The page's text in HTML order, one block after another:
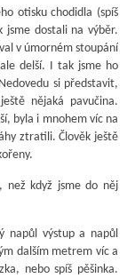
otisku chodidla (spíš
jsme dostali na výběr.
v úmorném stoupání
delší. I tak jsme ho
si představit,
nějaká pavučina.
byla i mnohem víc na
ztratili. Člověk ještě
než když jsme do něj
napůl výstup a napůl
dalším metrem víc a
nebo spíš pěšinka.